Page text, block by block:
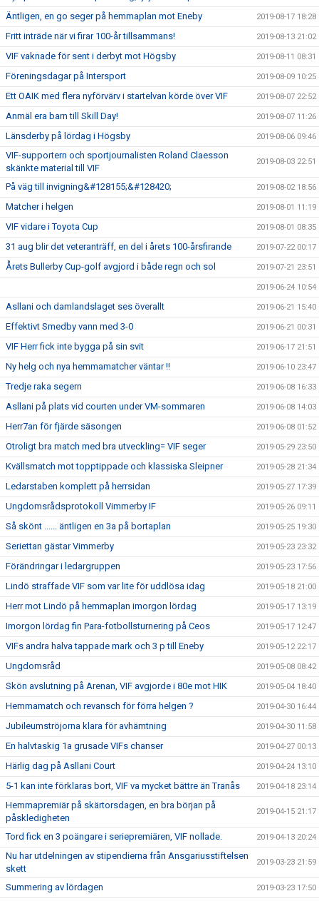
Äntligen, en go seger på hemmaplan mot Eneby 2019-08-17 18:28
Fritt inträde när vi firar 100-år tillsammans! 2019-08-13 21:02
VIF vaknade för sent i derbyt mot Högsby 2019-08-11 08:31
Föreningsdagar på Intersport 2019-08-09 10:25
Ett OAIK med flera nyförvärv i startelvan körde över VIF 2019-08-07 22:52
Anmäl era barn till Skill Day! 2019-08-07 11:26
Länsderby på lördag i Högsby 2019-08-06 09:46
VIF-supportern och sportjournalisten Roland Claesson
skänkte material till VIF
2019-08-03 22:51
På väg till invigning&#128155;&#128420; 2019-08-02 18:56
Matcher i helgen 2019-08-01 11:19
VIF vidare i Toyota Cup 2019-08-01 08:35
31 aug blir det veteranträff, en del i årets 100-årsfirande 2019-07-22 00:17
Årets Bullerby Cup-golf avgjord i både regn och sol 2019-07-21 23:51
2019-06-24 10:54
Asllani och damlandslaget ses överallt 2019-06-21 15:40
Effektivt Smedby vann med 3-0 2019-06-21 00:31
VIF Herr fick inte bygga på sin svit 2019-06-17 21:51
Ny helg och nya hemmamatcher väntar !! 2019-06-10 23:47
Tredje raka segern 2019-06-08 16:33
Asllani på plats vid courten under VM-sommaren 2019-06-08 14:03
Herr7an för fjärde säsongen 2019-06-08 01:52
Otroligt bra match med bra utveckling= VIF seger 2019-05-29 23:50
Kvällsmatch mot topptippade och klassiska Sleipner 2019-05-28 21:34
Ledarstaben komplett på herrsidan 2019-05-27 17:39
Ungdomsrådsprotokoll Vimmerby IF 2019-05-26 09:11
Så skönt ...... äntligen en 3a på bortaplan 2019-05-25 19:30
Seriettan gästar Vimmerby 2019-05-23 23:32
Förändringar i ledargruppen 2019-05-23 17:56
Lindö straffade VIF som var lite för uddlösa idag 2019-05-18 21:00
Herr mot Lindö på hemmaplan imorgon lördag 2019-05-17 13:19
Imorgon lördag fin Para-fotbollsturnering på Ceos 2019-05-17 12:47
VIFs andra halva tappade mark och 3 p till Eneby 2019-05-12 22:17
Ungdomsråd 2019-05-08 08:42
Skön avslutning på Arenan, VIF avgjorde i 80e mot HIK 2019-05-04 18:40
Hemmamatch och revansch för förra helgen ? 2019-04-30 16:44
Jubileumströjorna klara för avhämtning 2019-04-30 11:58
En halvtaskig 1a grusade VIFs chanser 2019-04-27 00:13
Härlig dag på Asllani Court 2019-04-24 13:10
5-1 kan inte förklaras bort, VIF va mycket bättre än Tranås 2019-04-18 23:14
Hemmapremiär på skärtorsdagen, en bra början på
påskledigheten
2019-04-15 21:17
Tord fick en 3 poängare i seriepremiären, VIF nollade. 2019-04-13 20:24
Nu har utdelningen av stipendierna från Ansgariusstiftelsen
skett
2019-03-23 21:59
Summering av lördagen 2019-03-23 17:50